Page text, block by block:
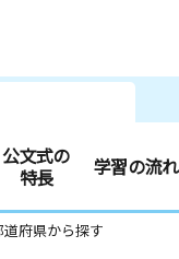
公文式の
特長
学習の流れ
道府県から探す